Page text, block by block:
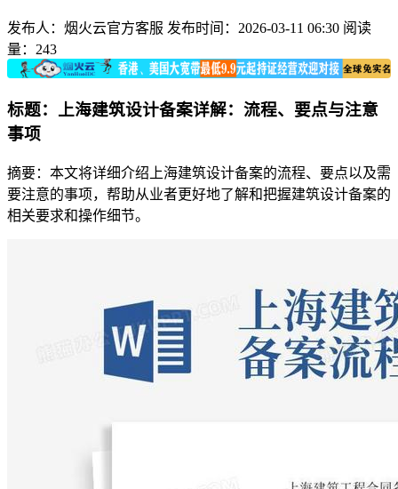
发布人：烟火云官方客服 发布时间：2026-03-11 06:30 阅读
量：243
标题：上海建筑设计备案详解：流程、要点与注意
事项
摘要：本文将详细介绍上海建筑设计备案的流程、要点以及需
要注意的事项，帮助从业者更好地了解和把握建筑设计备案的
相关要求和操作细节。